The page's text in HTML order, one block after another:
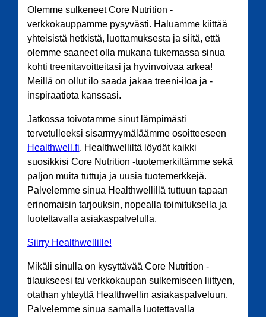
Olemme sulkeneet Core Nutrition -
verkkokauppamme pysyvästi. Haluamme kiittää
yhteisistä hetkistä, luottamuksesta ja siitä, että
olemme saaneet olla mukana tukemassa sinua
kohti treenitavoitteitasi ja hyvinvoivaa arkea!
Meillä on ollut ilo saada jakaa treeni-iloa ja -
inspiraatiota kanssasi.
Jatkossa toivotamme sinut lämpimästi
tervetulleeksi sisarmyymäläämme osoitteeseen
Healthwell.fi. Healthwelliltä löydät kaikki
suosikkisi Core Nutrition -tuotemerkiltämme sekä
paljon muita tuttuja ja uusia tuotemerkkejä.
Palvelemme sinua Healthwellillä tuttuun tapaan
erinomaisin tarjouksin, nopealla toimituksella ja
luotettavalla asiakaspalvelulla.
Siirry Healthwellille!
Mikäli sinulla on kysyttävää Core Nutrition -
tilaukseesi tai verkkokaupan sulkemiseen liittyen,
otathan yhteyttä Healthwellin asiakaspalveluun.
Palvelemme sinua samalla luotettavalla